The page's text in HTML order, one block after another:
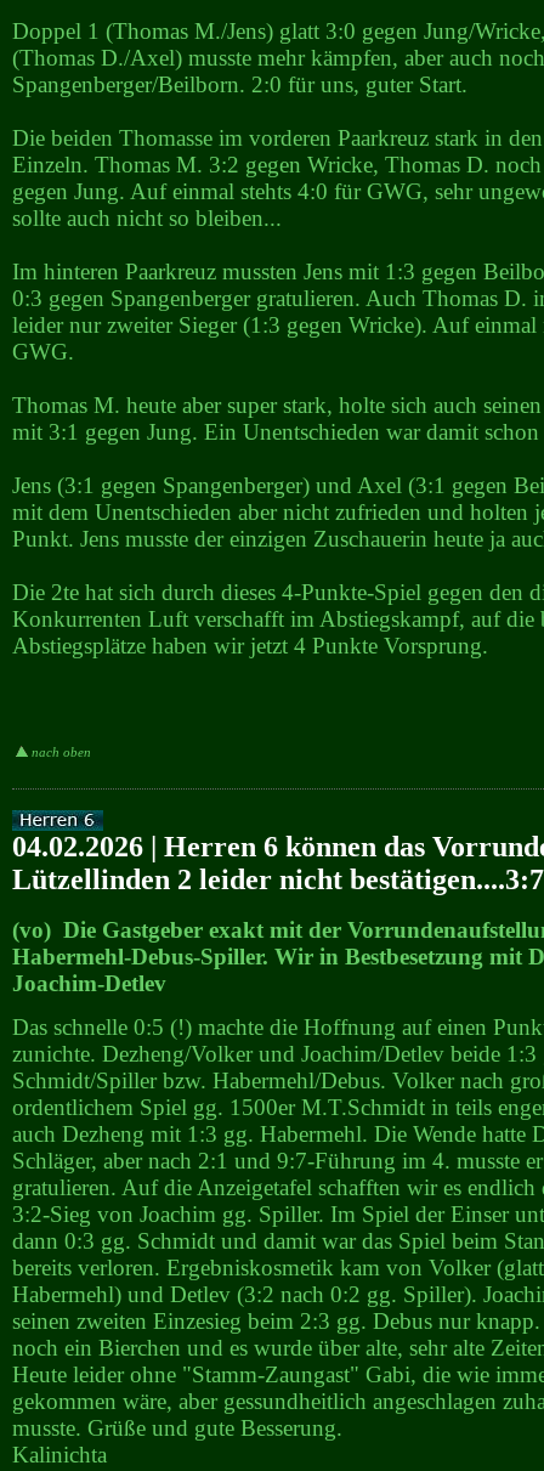
Doppel 1 (Thomas M./Jens) glatt 3:0 gegen Jung/
(Thomas D./Axel) musste mehr kämpfen, aber auch
Spangenberger/Beilborn. 2:0 für uns, guter Start.
Die beiden Thomasse im vorderen Paarkreuz stark in
Einzeln. Thomas M. 3:2 gegen Wricke, Thomas D. noch
gegen Jung. Auf einmal stehts 4:0 für GWG, sehr
sollte auch nicht so bleiben...
Im hinteren Paarkreuz mussten Jens mit 1:3 gegen
0:3 gegen Spangenberger gratulieren. Auch Thomas D.
leider nur zweiter Sieger (1:3 gegen Wricke). Auf
GWG.
Thomas M. heute aber super stark, holte sich auch
mit 3:1 gegen Jung. Ein Unentschieden war damit schon
Jens (3:1 gegen Spangenberger) und Axel (3:1 gegen
mit dem Unentschieden aber nicht zufrieden und holten
Punkt. Jens musste der einzigen Zuschauerin heute ja
Die 2te hat sich durch dieses 4-Punkte-Spiel gegen den
Konkurrenten Luft verschafft im Abstiegskampf, auf die
Abstiegsplätze haben wir jetzt 4 Punkte Vorsprung.
nach oben
04.02.2026 | Herren 6 können das
Lützellinden 2 leider nicht
(vo) Die Gastgeber exakt mit der
Habermehl-Debus-Spiller. Wir in Bestbesetzung mit
Joachim-Detlev
Das schnelle 0:5 (!) machte die Hoffnung auf einen
zunichte. Dezheng/Volker und Joachim/Detlev beide 1:3
Schmidt/Spiller bzw. Habermehl/Debus. Volker nach
ordentlichem Spiel gg. 1500er M.T.Schmidt in teils
auch Dezheng mit 1:3 gg. Habermehl. Die Wende hatte
Schläger, aber nach 2:1 und 9:7-Führung im 4. musste
gratulieren. Auf die Anzeigetafel schafften wir es
3:2-Sieg von Joachim gg. Spiller. Im Spiel der Einser
dann 0:3 gg. Schmidt und damit war das Spiel beim
bereits verloren. Ergebniskosmetik kam von Volker
Habermehl) und Detlev (3:2 nach 0:2 gg. Spiller).
seinen zweiten Einzesieg beim 2:3 gg. Debus nur knapp.
noch ein Bierchen und es wurde über alte, sehr alte
Heute leider ohne "Stamm-Zaungast" Gabi, die wie
gekommen wäre, aber gessundheitlich angeschlagen
musste. Grüße und gute Besserung.
Kalinichta